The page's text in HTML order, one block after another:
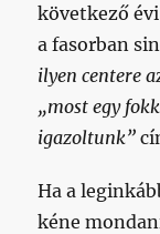
következő
a fasorban
ilyen centere
„most egy
igazoltunk”
Ha a
kéne